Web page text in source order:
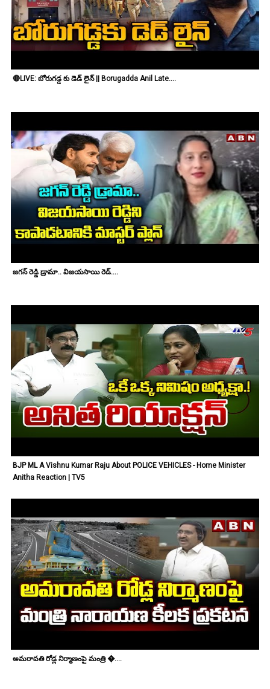
🔴LIVE: బోరుగడ్డ కు డెడ్ లైన్ || Borugadda Anil Late....
జగన్ రెడ్డి డ్రామా.. విజయసాయి రెడ్....
BJP ML A Vishnu Kumar Raju About POLICE VEHICLES - Home Minister
Anitha Reaction | TV5
అమరావతి రోడ్ల నిర్మాణంపై మంత్రి �....